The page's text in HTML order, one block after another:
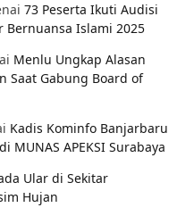
73 Peserta Ikuti Audisi
Bernuansa Islami 2025
Menlu Ungkap Alasan
Saat Gabung Board of
Kadis Kominfo Banjarbaru
MUNAS APEKSI Surabaya
Ular di Sekitar
Hujan